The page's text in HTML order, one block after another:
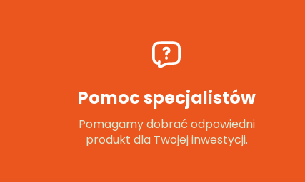
Pomoc specjalistów
Pomagamy dobrać odpowiedni
produkt dla Twojej inwestycji.